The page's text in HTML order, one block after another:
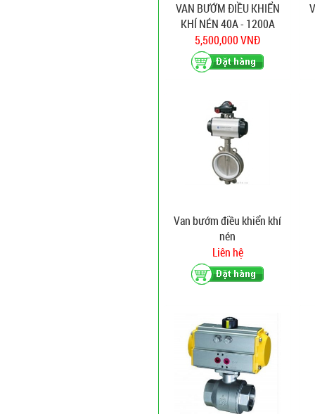
VAN BƯỚM ĐIỀU KHIỂN
KHÍ NÉN 40A - 1200A
5,500,000 VNĐ
Van bướm điều khiển khí
nén
Liên hệ